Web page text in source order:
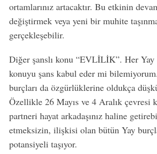
ortamlarınız artacaktır. Bu etkinin
değiştirmek veya yeni bir muhite
gerçekleşebilir.
Diğer şanslı konu “EVLİLİK”. Her Yay
konuyu şans kabul eder mi
burçları da özgürlüklerine oldukça
Özellikle 26 Mayıs ve 4 Aralık çevresi
partneri hayat arkadaşınız haline
etmeksizin, ilişkisi olan bütün Yay
potansiyeli taşıyor.